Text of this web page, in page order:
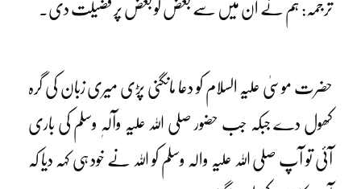
ترجمہ: ہم نے ان میں سے بعض کو بعض پر فضیلت دی۔
حضرت موسیٰ علیہ السلام کو دعا مانگنی پڑی میری زبان کی گرہ
کھول دے جبکہ جب حضور صلی اللہ علیہ وآلہٖ وسلم کی باری
آئی تو آپ صلی اللہ علیہ والہ وسلم کو اللہ نے خود ہی کہہ دیا کہ